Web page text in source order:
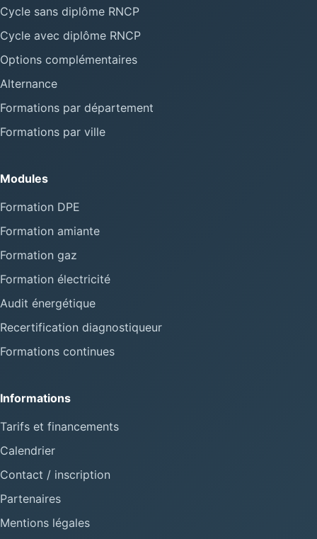
Cycle sans diplôme RNCP
Cycle avec diplôme RNCP
Options complémentaires
Alternance
Formations par département
Formations par ville
Modules
Formation DPE
Formation amiante
Formation gaz
Formation électricité
Audit énergétique
Recertification diagnostiqueur
Formations continues
Informations
Tarifs et financements
Calendrier
Contact / inscription
Partenaires
Mentions légales